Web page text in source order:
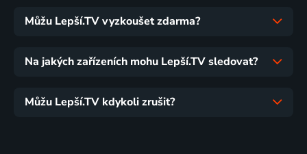
Můžu Lepší.TV vyzkoušet zdarma?
Na jakých zařízeních mohu Lepší.TV sledovat?
Můžu Lepší.TV kdykoli zrušit?